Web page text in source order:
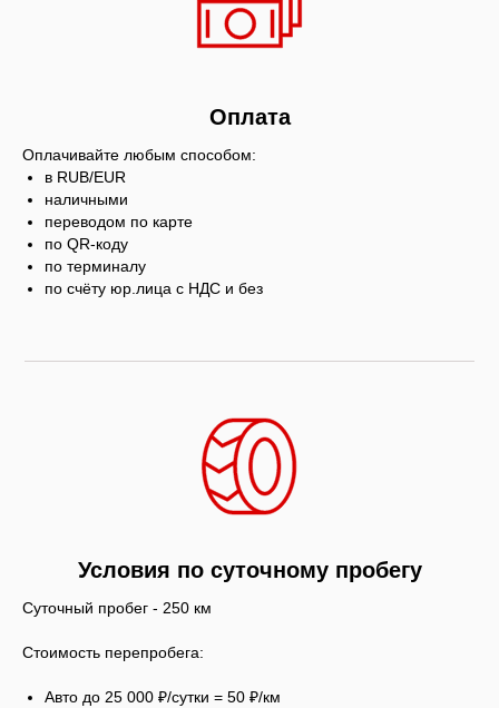
Оплата
Оплачивайте любым способом:
в RUB/EUR
наличными
переводом по карте
по QR-коду
по терминалу
по счёту юр.лица с НДС и без
Условия по суточному пробегу
Суточный пробег - 250 км
Стоимость перепробега:
Авто до 25 000 ₽/сутки = 50 ₽/км